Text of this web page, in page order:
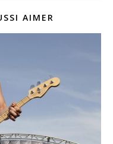
AIMER